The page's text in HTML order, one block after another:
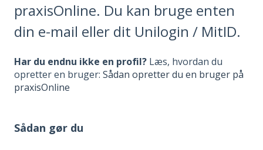
praxisOnline. Du kan bruge enten
din e-mail eller dit Unilogin / MitID.
Har du endnu ikke en profil? Læs, hvordan du
opretter en bruger: Sådan opretter du en bruger på
praxisOnline
Sådan gør du